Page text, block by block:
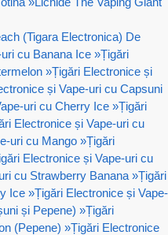
(Tigara Electronica) De
cu Banana Ice »Țigări
»Țigări Electronice și
și Vape-uri cu Capsuni
uri cu Cherry Ice »Țigări
Electronice și Vape-uri cu
uri cu Mango »Țigări
Electronice și Vape-uri cu
cu Strawberry Banana »Țigări
Ice »Țigări Electronice și Vape-
și Pepene) »Țigări
(Pepene) »Țigări Electronice